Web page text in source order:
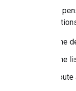
Si vous
Une
Une